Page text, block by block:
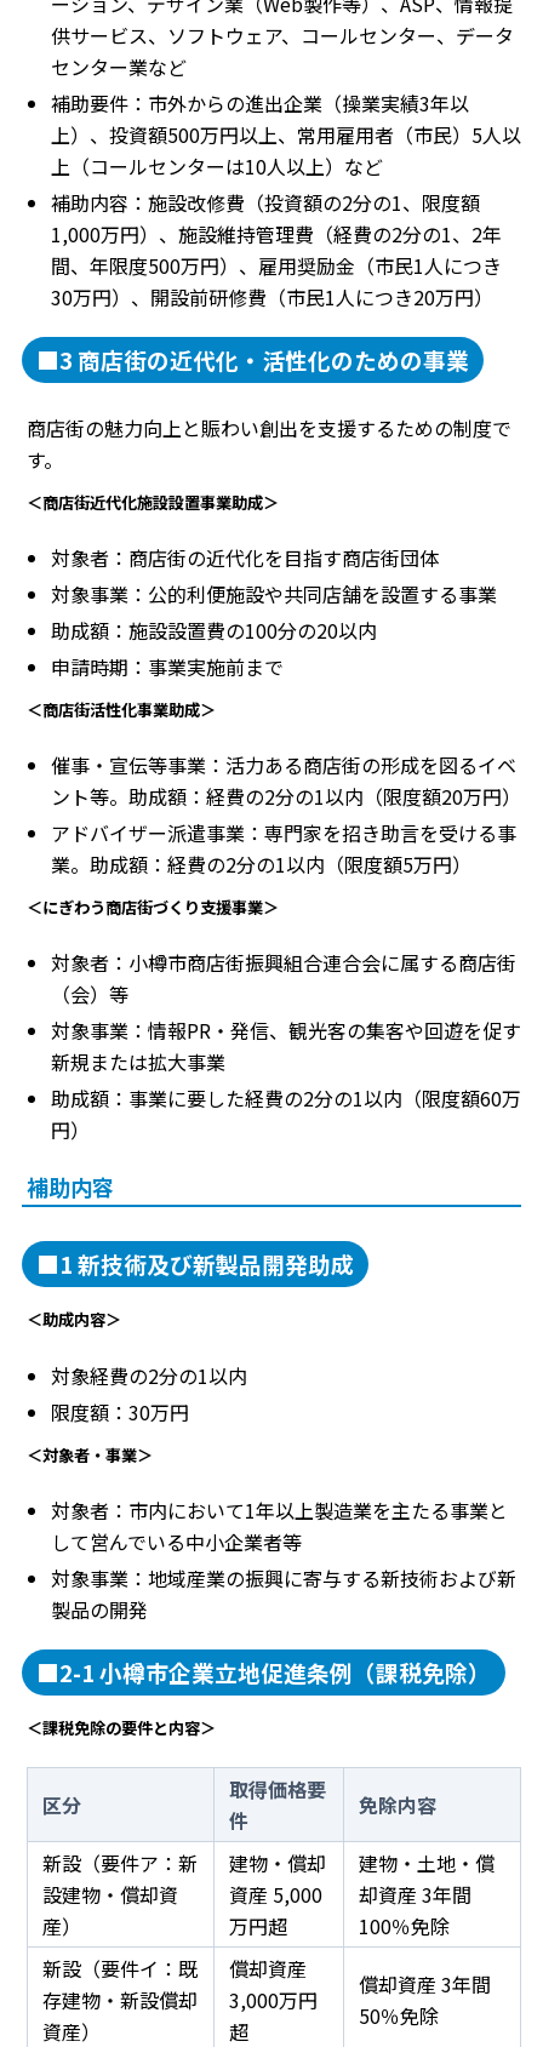
供サービス、ソフトウェア、コールセンター、データ
センター業など
補助要件：市外からの進出企業（操業実績3年以
上）、投資額500万円以上、常用雇用者（市民）5人以
上（コールセンターは10人以上）など
補助内容：施設改修費（投資額の2分の1、限度額
1,000万円）、施設維持管理費（経費の2分の1、2年
間、年限度500万円）、雇用奨励金（市民1人につき
30万円）、開設前研修費（市民1人につき20万円）
■3 商店街の近代化・活性化のための事業
商店街の魅力向上と賑わい創出を支援するための制度で
す。
＜商店街近代化施設設置事業助成＞
対象者：商店街の近代化を目指す商店街団体
対象事業：公的利便施設や共同店舗を設置する事業
助成額：施設設置費の100分の20以内
申請時期：事業実施前まで
＜商店街活性化事業助成＞
催事・宣伝等事業：活力ある商店街の形成を図るイベ
ント等。助成額：経費の2分の1以内（限度額20万円）
アドバイザー派遣事業：専門家を招き助言を受ける事
業。助成額：経費の2分の1以内（限度額5万円）
＜にぎわう商店街づくり支援事業＞
対象者：小樽市商店街振興組合連合会に属する商店街
（会）等
対象事業：情報PR・発信、観光客の集客や回遊を促す
新規または拡大事業
助成額：事業に要した経費の2分の1以内（限度額60万
円）
補助内容
■1 新技術及び新製品開発助成
＜助成内容＞
対象経費の2分の1以内
限度額：30万円
＜対象者・事業＞
対象者：市内において1年以上製造業を主たる事業と
して営んでいる中小企業者等
対象事業：地域産業の振興に寄与する新技術および新
製品の開発
■2-1 小樽市企業立地促進条例（課税免除）
＜課税免除の要件と内容＞
区分
取得価格要
件
免除内容
新設（要件ア：新
設建物・償却資
産）
建物・償却
資産 5,000
万円超
建物・土地・償
却資産 3年間
100％免除
新設（要件イ：既
存建物・新設償却
資産）
償却資産
3,000万円
超
償却資産 3年間
50％免除